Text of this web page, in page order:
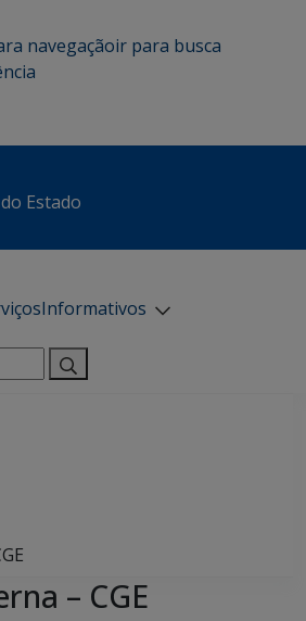
navegaçãoir para busca
Estado
Informativos
– CGE